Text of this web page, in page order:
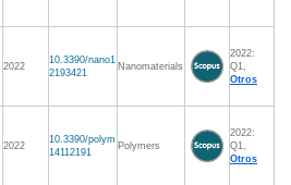
2022
10.3390/nano1
2193421
Nanomaterials
2022:
Q1,
Otros
2022
10.3390/polym
14112191
Polymers
2022:
Q1,
Otros